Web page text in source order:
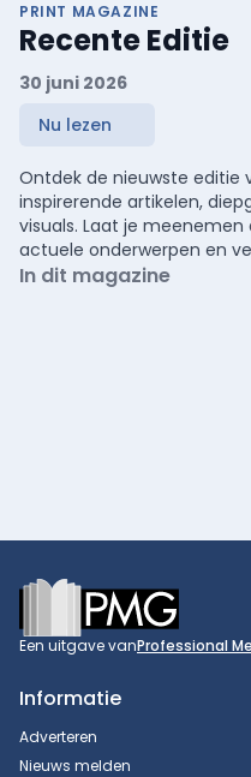
PRINT MAGAZINE
Recente Editie
30 juni 2026
Nu lezen
Ontdek de nieuwste editie
inspirerende artikelen,
visuals. Laat je
actuele onderwerpen en
In dit magazine
Footer
Een uitgave vanProfessional
Informatie
Adverteren
Nieuws melden